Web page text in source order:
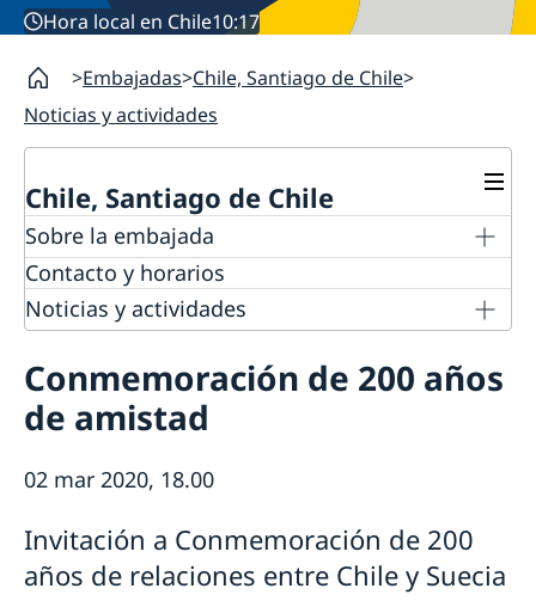
Hora local en Chile10:17
Embajadas Chile, Santiago de Chile
Noticias y actividades
Chile, Santiago de Chile
Sobre la embajada
Vacantes
Pasantía
Tarifas
Contacto y horarios
Noticias y actividades
Instituto Chileno Sueco de Cultura
Svenskar i Världen
Svenska kyrkan
Conmemoración de 200 años
de amistad
02 mar 2020, 18.00
Invitación a Conmemoración de 200
años de relaciones entre Chile y Suecia